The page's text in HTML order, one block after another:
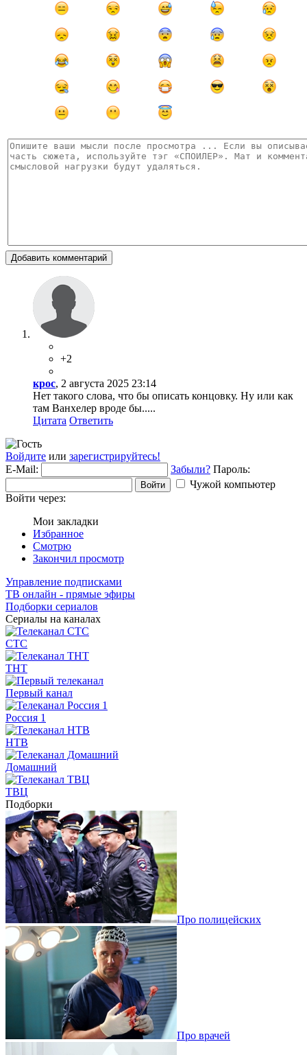
Добавить комментарий
+2
крос, 2 августа 2025 23:14
Нет такого слова, что бы описать концовку. Ну или как
там Ванхелер вроде бы.....
Цитата Ответить
Войдите или зарегистрируйтесь!
E-Mail:
Забыли? Пароль:
Войти
Чужой компьютер
Войти через:
Мои закладки
Избранное
Смотрю
Закончил просмотр
Управление подписками
ТВ онлайн - прямые эфиры
Подборки сериалов
Сериалы на каналах
СТС
ТНТ
Первый канал
Россия 1
НТВ
Домашний
ТВЦ
Подборки
Про полицейских
Про врачей